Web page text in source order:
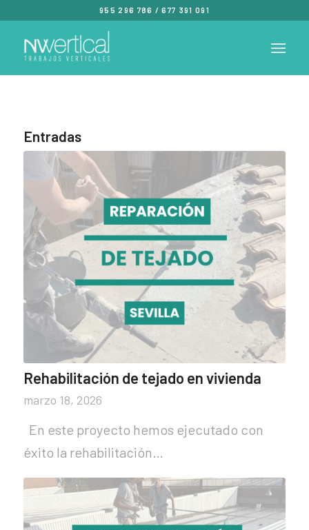
955 296 786 /677 391 091
Entradas
Rehabilitación de tejado en vivienda
marzo 18, 2026
En este proyecto hemos ejecutado con
éxito la rehabilitación…